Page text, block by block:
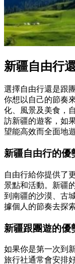
新疆自由行
選擇自由行還是跟
你想以自己的節奏
化、風景及美食，
訪新疆的遊客，如
望能高效而全面地
新疆自由行的優
自由行給你提供了
景點和活動。新疆
到南疆的沙漠、古
據個人的節奏去探
新疆跟團遊的優
如果你是第一次到
旅行社通常會安排